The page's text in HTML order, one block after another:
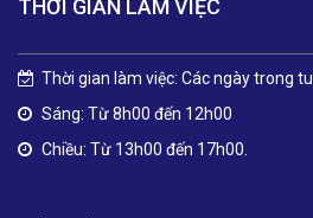
THỜI GIAN LÀM VIỆC
Thời gian làm việc: Các ngày trong
Sáng: Từ 8h00 đến 12h00
Chiều: Từ 13h00 đến 17h00.